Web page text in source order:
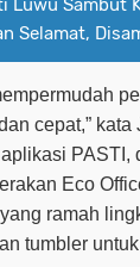
Luwu Sambut
Selamat,
cepat,” kata
PASTI,
Eco
ramah
tumbler